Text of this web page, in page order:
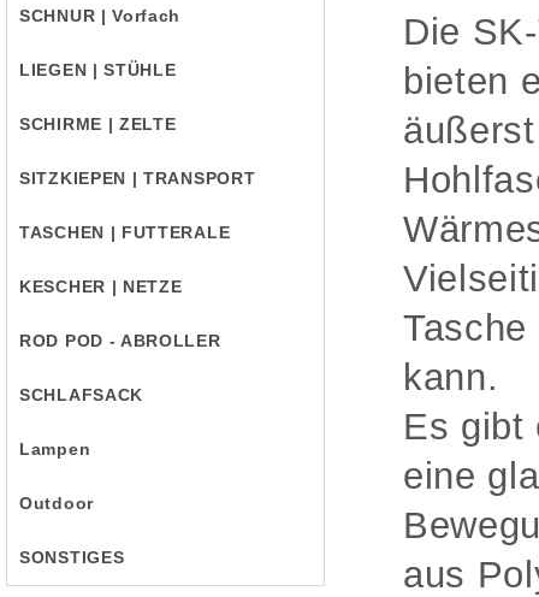
SCHNUR | Vorfach
LIEGEN | STÜHLE
SCHIRME | ZELTE
SITZKIEPEN | TRANSPORT
TASCHEN | FUTTERALE
KESCHER | NETZE
ROD POD - ABROLLER
SCHLAFSACK
Lampen
Outdoor
SONSTIGES
Die
bieten
kann.
Es gibt
eine
aus